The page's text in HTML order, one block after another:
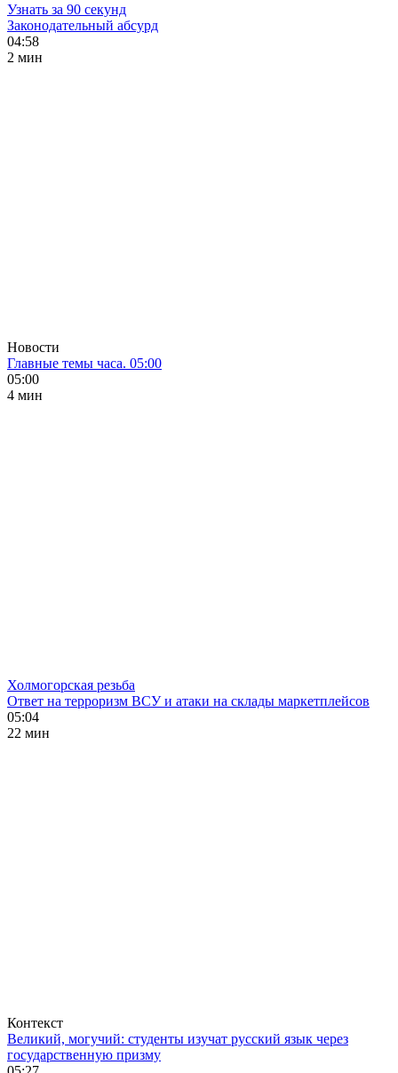
Узнать за 90 секунд
Законодательный абсурд
04:58
2 мин
Новости
Главные темы часа. 05:00
05:00
4 мин
Холмогорская резьба
Ответ на терроризм ВСУ и атаки на склады маркетплейсов
05:04
22 мин
Контекст
Великий, могучий: студенты изучат русский язык через
государственную призму